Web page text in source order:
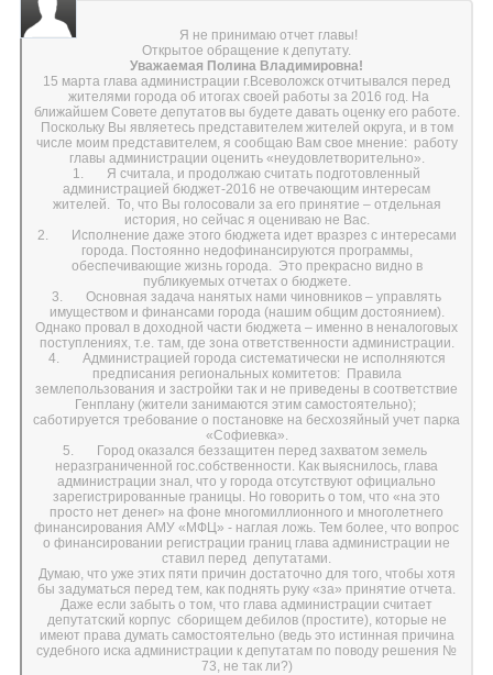
Я не принимаю отчет главы!
Открытое обращение к депутату.
Уважаемая Полина Владимировна!
15 марта глава администрации г.Всеволожск отчитывался перед
жителями города об итогах своей работы за 2016 год. На
ближайшем Совете депутатов вы будете давать оценку его работе.
Поскольку Вы являетесь представителем жителей округа, и в том
числе моим представителем, я сообщаю Вам свое мнение: работу
главы администрации оценить «неудовлетворительно».
1. Я считала, и продолжаю считать подготовленный
администрацией бюджет-2016 не отвечающим интересам
жителей. То, что Вы голосовали за его принятие – отдельная
история, но сейчас я оцениваю не Вас.
2. Исполнение даже этого бюджета идет вразрез с интересами
города. Постоянно недофинансируются программы,
обеспечивающие жизнь города. Это прекрасно видно в
публикуемых отчетах о бюджете.
3. Основная задача нанятых нами чиновников – управлять
имуществом и финансами города (нашим общим достоянием).
Однако провал в доходной части бюджета – именно в неналоговых
поступлениях, т.е. там, где зона ответственности администрации.
4. Администрацией города систематически не исполняются
предписания региональных комитетов: Правила
землепользования и застройки так и не приведены в соответствие
Генплану (жители занимаются этим самостоятельно);
саботируется требование о постановке на бесхозяйный учет парка
«Софиевка».
5. Город оказался беззащитен перед захватом земель
неразграниченной гос.собственности. Как выяснилось, глава
администрации знал, что у города отсутствуют официально
зарегистрированные границы. Но говорить о том, что «на это
просто нет денег» на фоне многомиллионного и многолетнего
финансирования АМУ «МФЦ» - наглая ложь. Тем более, что вопрос
о финансировании регистрации границ глава администрации не
ставил перед депутатами.
Думаю, что уже этих пяти причин достаточно для того, чтобы хотя
бы задуматься перед тем, как поднять руку «за» принятие отчета.
Даже если забыть о том, что глава администрации считает
депутатский корпус сборищем дебилов (простите), которые не
имеют права думать самостоятельно (ведь это истинная причина
судебного иска администрации к депутатам по поводу решения №
73, не так ли?)